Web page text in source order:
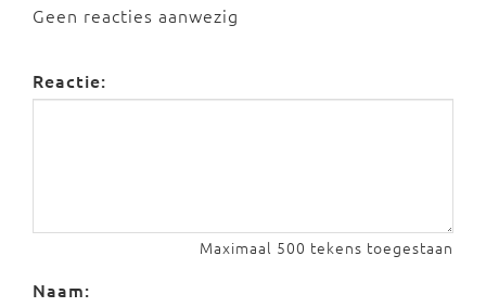
Geen reacties aanwezig
Reactie:
Maximaal 500 tekens toegestaan
Naam: